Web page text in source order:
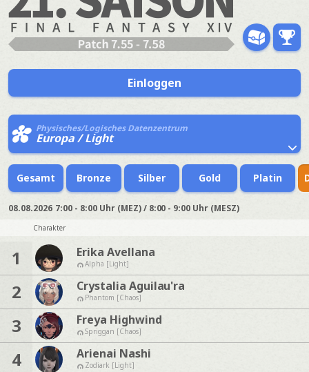
Einloggen
Physisches/Logisches Datenzentrum
Europa / Light
Gesamt Bronze Silber Gold Platin
08.08.2026 7:00 - 8:00 Uhr (MEZ) / 8:00 - 9:00 Uhr (MESZ)
Charakter
1 Erika Avellana
Alpha [Light]
2 Crystalia Aguilau'ra
Phantom [Chaos]
3 Freya Highwind
Spriggan [Chaos]
4 Arienai Nashi
Zodiark [Light]